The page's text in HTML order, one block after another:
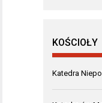
KOŚCIOŁY
Katedra